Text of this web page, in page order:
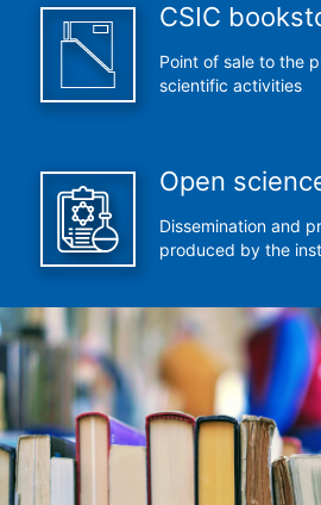
CSIC
Point of sale to the
scientific activities
Open
Dissemination and
produced by the